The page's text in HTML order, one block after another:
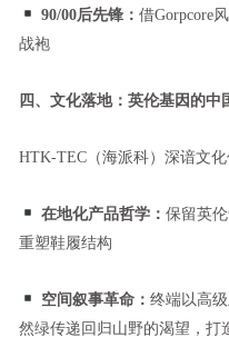
90/00后先锋： 借Gorpcore
战袍
四、文化落地：英伦基因的中
HTK-TEC（海派科）深谙文
在地化产品哲学： 保留英
重塑鞋履结构
空间叙事革命： 终端以高
然绿传递回归山野的渴望，打